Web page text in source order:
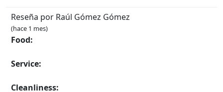
Reseña por Raúl Gómez Gómez
(hace 1 mes)
Food:
Service:
Cleanliness: